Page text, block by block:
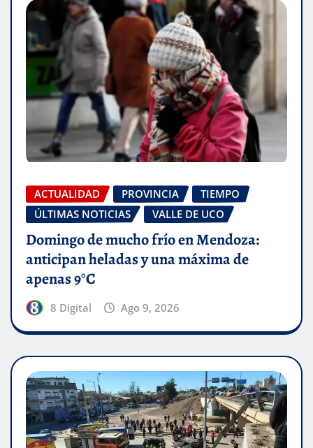
ACTUALIDAD PROVINCIA
TIEMPO
ÚLTIMAS NOTICIAS
VALLE DE UCO
Domingo de mucho frío en Mendoza:
anticipan heladas y una máxima de
apenas 9°C
8 Digital Ago 9, 2026